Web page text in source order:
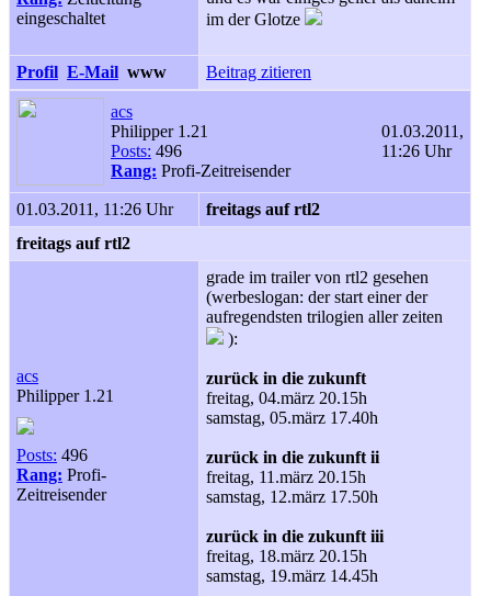
eingeschaltet
im der Glotze
Profil E-Mail www Beitrag zitieren
acs
Philipper 1.21
Posts: 496
Rang: Profi-Zeitreisender
01.03.2011,
11:26 Uhr
01.03.2011, 11:26 Uhr
freitags auf rtl2
freitags auf rtl2
acs
Philipper 1.21
Posts: 496
Rang: Profi-
Zeitreisender
grade im trailer von rtl2 gesehen
(werbeslogan: der start einer der
aufregendsten trilogien aller zeiten
):
zurück in die zukunft
freitag, 04.märz 20.15h
samstag, 05.märz 17.40h
zurück in die zukunft ii
freitag, 11.märz 20.15h
samstag, 12.märz 17.50h
zurück in die zukunft iii
freitag, 18.märz 20.15h
samstag, 19.märz 14.45h